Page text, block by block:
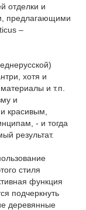
отделки и
предлагающими
–
хотя и
и т.п.
и
красивым,
- и тогда
результат.
стиля
функция
подчеркнуть
деревянные